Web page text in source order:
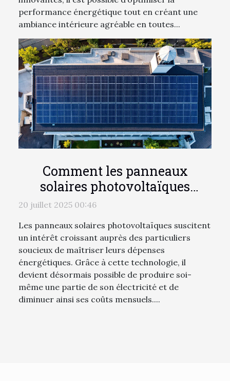
performance énergétique tout en créant une
ambiance intérieure agréable en toutes...
Comment les panneaux
solaires photovoltaïques
peuvent réduire votre facture
20 juillet 2025 00:46
Les panneaux solaires photovoltaïques suscitent
un intérêt croissant auprès des particuliers
soucieux de maîtriser leurs dépenses
énergétiques. Grâce à cette technologie, il
devient désormais possible de produire soi-
même une partie de son électricité et de
diminuer ainsi ses coûts mensuels....